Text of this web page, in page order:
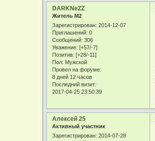
DARKNeZZ
Житель М2
Зарегистрирован: 2014-12-07
Приглашений: 0
Сообщений: 306
Уважение: [+57/-7]
Позитив: [+28/-11]
Пол: Мужской
Провел на форуме:
8 дней 12 часов
Последний визит:
2017-04-25 23:50:39
Алексей 25
Активный участник
Зарегистрирован: 2014-07-28